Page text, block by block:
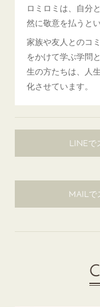
ロミロミは、自分
然に敬意を払うと
家族や友人とのコ
をかけて学ぶ学問
生の方たちは、人
化させています。
LINEで
MAILで